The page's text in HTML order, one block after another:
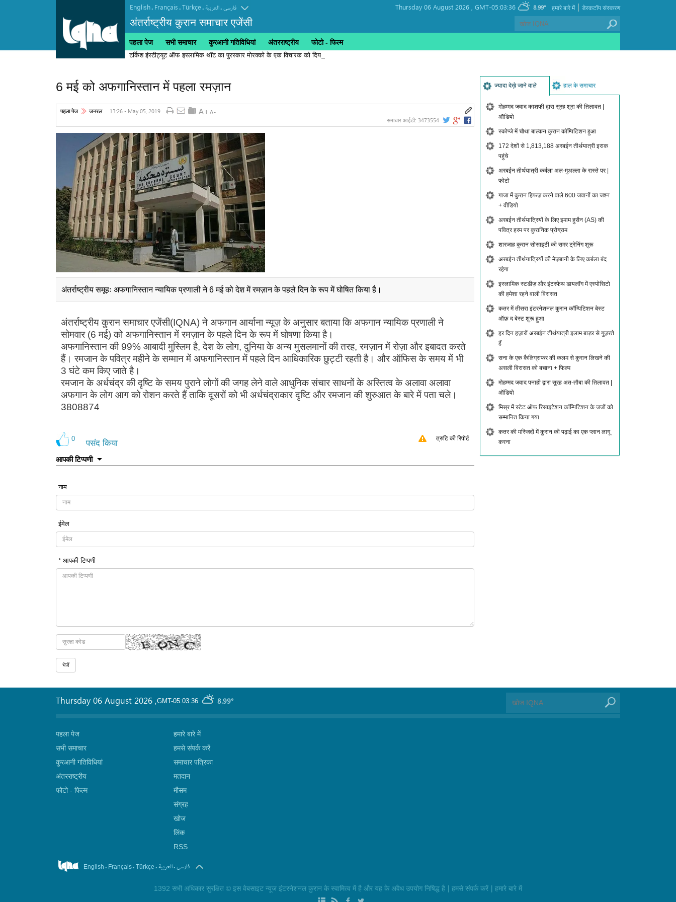
English. Français.Türkçe. العربیة.فارسی
अंतर्राष्ट्रीय कुरान समाचार एजेंसी
Thursday 06 August 2026 , GMT-05:03:36 8.99° डेस्कटॉप संस्करण
|
हमारे बारे में
पहला पेज सभी समाचार कुरआनी गतिविधियां अंतरराष्ट्रीय फोटो - फिल्म
टर्किश इंस्टीट्यूट ऑफ इस्लामिक थॉट का पुरस्कार मोरक्को के एक विचारक को दिया गया
6 मई को अफगानिस्तान में पहला रमज़ान
पहला पेज जनरल 13:26 - May 05, 2019
समाचार आईडी: 3473554
अंतर्राष्ट्रीय समूहः अफगानिस्तान न्यायिक प्रणाली ने 6 मई को देश में रमज़ान के पहले दिन के रूप में घोषित किया है।
अंतर्राष्ट्रीय कुरान समाचार एजेंसी(IQNA) ने अफगान आर्याना न्यूज़ के अनुसार बताया कि अफगान न्यायिक प्रणाली ने
सोमवार (6 मई) को अफगानिस्तान में रमज़ान के पहले दिन के रूप में घोषणा किया है।
अफगानिस्तान की 99% आबादी मुस्लिम है, देश के लोग, दुनिया के अन्य मुसलमानों की तरह, रमज़ान में रोज़ा और इबादत करते
हैं। रमजान के पवित्र महीने के सम्मान में अफगानिस्तान में पहले दिन आधिकारिक छुट्टी रहती है। और ऑफिस के समय में भी
3 घंटे कम किए जाते है।
रमजान के अर्धचंद्र की दृष्टि के समय पुराने लोगों की जगह लेने वाले आधुनिक संचार साधनों के अस्तित्व के अलावा अलावा
अफगान के लोग आग को रोशन करते हैं ताकि दूसरों को भी अर्धचंद्राकार दृष्टि और रमजान की शुरुआत के बारे में पता चले।
3808874
0 पसंद किया त्रुटि की रिपोर्ट
आपकी टिप्पणी
नाम
ईमेल
* आपकी टिप्पणी
ज्यादा देख़े जाने वाले हाल के समाचार
मोहम्मद जवाद काशफी द्वारा सूरह शूरा की तिलावत |
ऑडियो
स्कोप्जे में चौथा बाल्कन कुरान कॉम्पिटिशन हुआ
172 देशों से 1,813,188 अरबईन तीर्थयात्री इराक
पहुंचे
अरबईन तीर्थयात्री कर्बला अल-मुअल्ला के रास्ते पर |
फोटो
गाजा में कुरान हिफज़ करने वाले 600 जवानों का जश्न
+ वीडियो
अरबईन तीर्थयात्रियों के लिए इमाम हुसैन (AS) की
पवित्र हरम पर कुरानिक प्रोग्राम
शारजाह कुरान सोसाइटी की समर ट्रेनिंग शुरू
अरबईन तीर्थयात्रियों की मेज़बानी के लिए कर्बला बंद
रहेगा
इस्लामिक स्टडीज़ और इंटरफेथ डायलॉग में एस्पोसिटो
की हमेशा रहने वाली विरासत
कतर में तीसरा इंटरनेशनल कुरान कॉम्पिटिशन बेस्ट
ऑफ़ द बेस्ट शुरू हुआ
हर दिन हज़ारों अरबईन तीर्थयात्री इलाम बाड़र से गुज़रते
हैं
सना के एक कैलिग्राफर की कलम से कुरान लिखने की
असली विरासत को बचाना + फिल्म
मोहम्मद जवाद पनाही द्वारा सूरह अत-तौबा की तिलावत |
ऑडियो
मिस्र में स्टेट ऑफ़ रिसाइटेशन कॉम्पिटिशन के जजों को
सम्मानित किया गया
कतर की मस्जिदों में कुरान की पढ़ाई का एक प्लान लागू
करना
GMT-05:03:36 8.99°
Thursday 06 August 2026 ,
पहला पेज
सभी समाचार
कुरआनी गतिविधियां
अंतरराष्ट्रीय
फोटो - फिल्म
हमारे बारे में
हमसे संपर्क करें
समाचार पत्रिका
मतदान
मौसम
संग्रह
खोज
लिंक
RSS
English . Français. Türkçe . العربیة.فارسی
1392 सभी अधिकार सुरक्षित © इस वेबसाइट न्यूज इंटरनेशनल कुरान के स्वामित्व में है और यह के अवैध उपयोग निषिद्ध है हमसे संपर्क करें हमारे बारे में